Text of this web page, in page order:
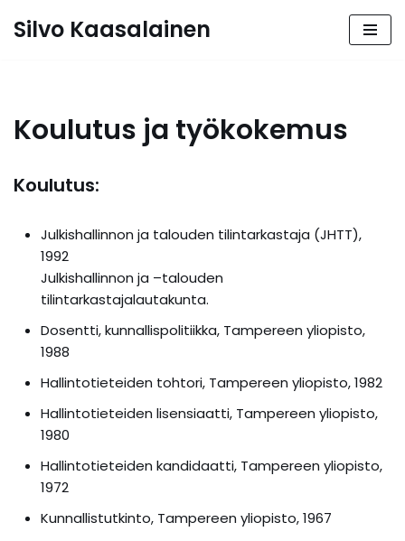
Silvo Kaasalainen
Koulutus ja työkokemus
Koulutus:
Julkishallinnon ja talouden tilintarkastaja (JHTT),
1992
Julkishallinnon ja –talouden
tilintarkastajalautakunta.
Dosentti, kunnallispolitiikka, Tampereen yliopisto,
1988
Hallintotieteiden tohtori, Tampereen yliopisto, 1982
Hallintotieteiden lisensiaatti, Tampereen yliopisto,
1980
Hallintotieteiden kandidaatti, Tampereen yliopisto,
1972
Kunnallistutkinto, Tampereen yliopisto, 1967